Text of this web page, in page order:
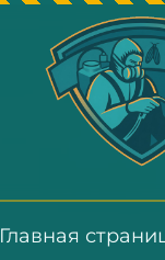
Главная